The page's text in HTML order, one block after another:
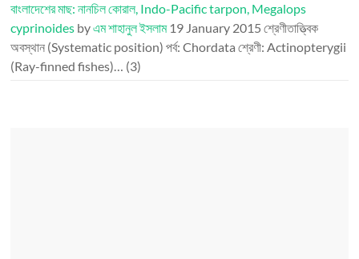
বাংলাদেশের মাছ: নানচিল কোরাল, Indo-Pacific tarpon, Megalops
cyprinoides byএম শাহানুল ইসলাম 19 January 2015 শ্রেণীতাত্ত্বিক
অবস্থান (Systematic position) পর্ব: Chordata শ্রেণী: Actinopterygii
(Ray-finned fishes)… (3)